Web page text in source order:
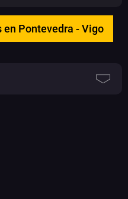
Pontevedra - Vigo